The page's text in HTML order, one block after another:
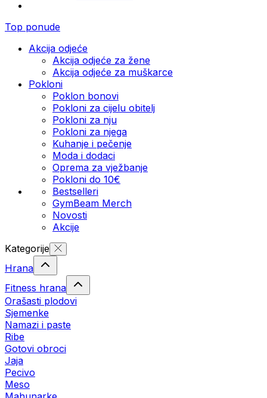
Top ponude
Akcija odjeće
Akcija odjeće za žene
Akcija odjeće za muškarce
Pokloni
Poklon bonovi
Pokloni za cijelu obitelj
Pokloni za nju
Pokloni za njega
Kuhanje i pečenje
Moda i dodaci
Oprema za vježbanje
Pokloni do 10€
Bestselleri
GymBeam Merch
Novosti
Akcije
Kategorije
Hrana
Fitness hrana
Orašasti plodovi
Sjemenke
Namazi i paste
Ribe
Gotovi obroci
Jaja
Pecivo
Meso